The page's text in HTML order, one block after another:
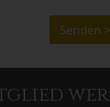
Senden >